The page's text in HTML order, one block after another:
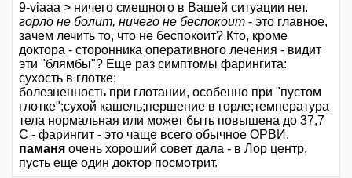
9-viaaa > ничего смешного в Вашей ситуации нет.
горло не болит, ничего не беспокоит - это главное,
зачем лечить то, что не беспокоит? Кто, кроме
доктора - сторонника оперативного лечения - видит
эти "блямбы"? Еще раз симптомы фарингита:
сухость в глотке;
болезненность при глотании, особенно при "пустом
глотке";сухой кашель;першение в горле;температура
тела нормальная или может быть повышена до 37,7
С - фарингит - это чаще всего обычное ОРВИ.
паманя очень хороший совет дала - в Лор центр,
пусть еще один доктор посмотрит.